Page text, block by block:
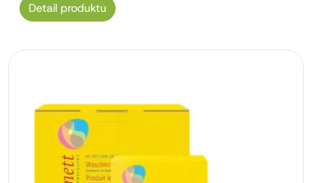
Detail produktu